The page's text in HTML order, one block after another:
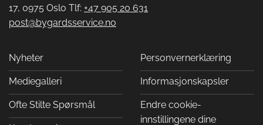
17, 0975 Oslo Tlf: +47 905 20 631
post@bygardsservice.no
Nyheter
Mediegalleri
Ofte Stilte Spørsmål
Personvernerklæring
Informasjonskapsler
Endre cookie-
innstillingene dine